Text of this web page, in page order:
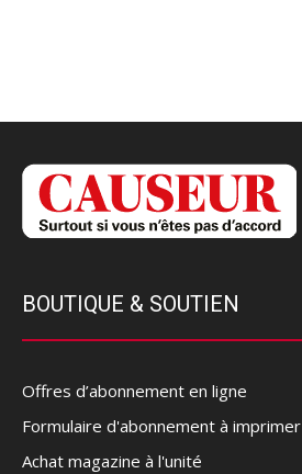
BOUTIQUE & SOUTIEN
Offres d’abonnement en ligne
Formulaire d'abonnement à imprimer
Achat magazine à l'unité